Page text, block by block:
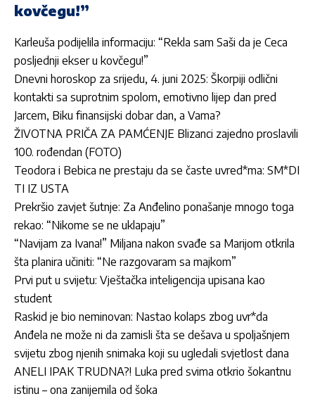
kovčegu!”
Karleuša podijelila informaciju: “Rekla sam Saši da je Ceca
posljednji ekser u kovčegu!”
Dnevni horoskop za srijedu, 4. juni 2025: Škorpiji odlični
kontakti sa suprotnim spolom, emotivno lijep dan pred
Jarcem, Biku finansijski dobar dan, a Vama?
ŽIVOTNA PRIČA ZA PAMĆENJE Blizanci zajedno proslavili
100. rođendan (FOTO)
Teodora i Bebica ne prestaju da se časte uvred*ma: SM*DI
TI IZ USTA
Prekršio zavjet šutnje: Za Anđelino ponašanje mnogo toga
rekao: “Nikome se ne uklapaju”
“Navijam za Ivana!” Miljana nakon svađe sa Marijom otkrila
šta planira učiniti: “Ne razgovaram sa majkom”
Prvi put u svijetu: Vještačka inteligencija upisana kao
student
Raskid je bio neminovan: Nastao kolaps zbog uvr*da
Anđela ne može ni da zamisli šta se dešava u spoljašnjem
svijetu zbog njenih snimaka koji su ugledali svjetlost dana
ANELI IPAK TRUDNA?! Luka pred svima otkrio šokantnu
istinu – ona zanijemila od šoka